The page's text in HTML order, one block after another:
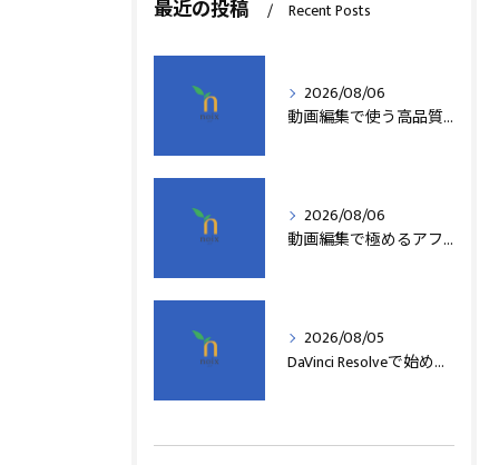
最近の投稿 Recent Posts
2026/08/06
動画編集で使う高品質アフターエフェクトテンプレート活用術
2026/08/06
動画編集で極めるアフターエフェクト基本技術
2026/08/05
DaVinci Resolveで始める動画編集基本術